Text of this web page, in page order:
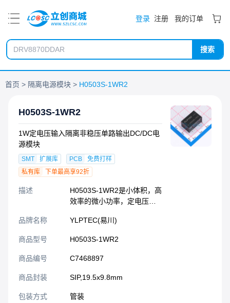
登录 注册 我的订单
搜索
首页 隔离电源模块 H0503S-1WR2
H0503S-1WR2
1W定电压输入隔离非稳压单路输出DC/DC电
源模块
SMT 扩展库 PCB
免费打样
私有库
下单最高享92折
描述
H0503S-1WR2是小体积，高
效率的微小功率，定电压，
模块电源；该系列产品是专
产生一组与输入电源隔离的
电压的应用场合而设计的。
的电压比较稳定（电压变化
出之间要求隔离（隔离电压
品牌名称 YLPTEC(易川)
商品型号 H0503S-1WR2
商品编号 C7468897
商品封装 SIP,19.5x9.8mm​
包装方式 管装